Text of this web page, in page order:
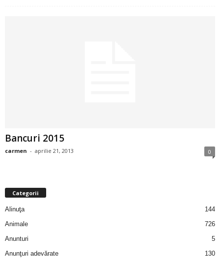
Bancuri 2015
carmen - aprilie 21, 2013 0
Categorii
Alinuţa
144
Animale
726
Anunturi
5
Anunţuri adevărate
130